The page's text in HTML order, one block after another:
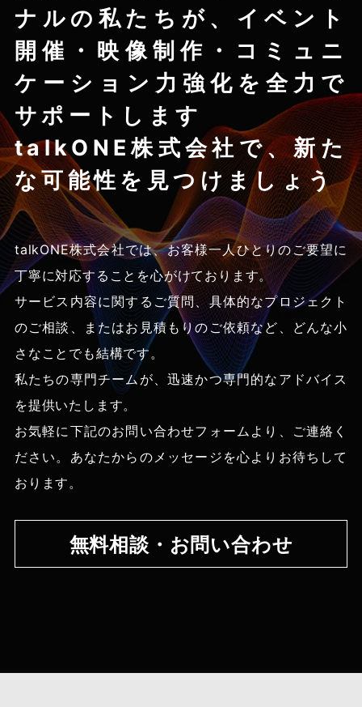
ナルの私たちが、 イベント
開催・映像制作・コミュニ
ケーション力強化を 全力で
サポートします
talkONE株式会社で、新た
な可能性を見つけましょう
talkONE株式会社では、お客様一人ひとりのご要望に
丁寧に対応することを心がけております。
サービス内容に関するご質問、具体的なプロジェクト
のご相談、
またはお見積もりのご依頼など、どんな小
さなことでも結構です。
私たちの専門チームが、迅速かつ専門的なアドバイス
を提供いたします。
お気軽に下記のお問い合わせフォームより、ご連絡く
ださい。あなたからのメッセージを心よりお待ちして
おります。
無料相談・お問い合わせ